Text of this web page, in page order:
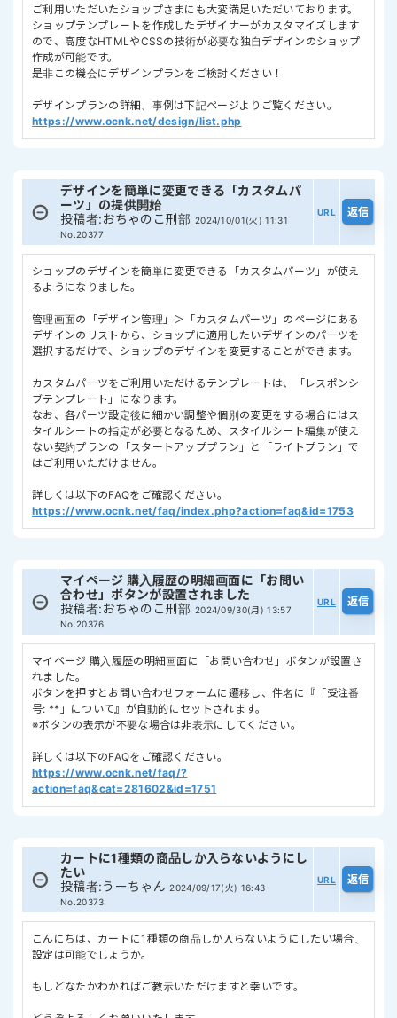
ご利用いただいたショップさまにも大変満足いただいております。
ショップテンプレートを作成したデザイナーがカスタマイズします
ので、高度なHTMLやCSSの技術が必要な独自デザインのショップ
作成が可能です。
是非この機会にデザインプランをご検討ください！
デザインプランの詳細、事例は下記ページよりご覧ください。
https://www.ocnk.net/design/list.php
デザインを簡単に変更できる「カスタムパ
ーツ」の提供開始
投稿者:おちゃのこ刑部 2024/10/01(火) 11:31
No.20377
URL
ショップのデザインを簡単に変更できる「カスタムパーツ」が使え
るようになりました。
管理画面の「デザイン管理」＞「カスタムパーツ」のページにある
デザインのリストから、ショップに適用したいデザインのパーツを
選択するだけで、ショップのデザインを変更することができます。
カスタムパーツをご利用いただけるテンプレートは、「レスポンシ
ブテンプレート」になります。
なお、各パーツ設定後に細かい調整や個別の変更をする場合にはス
タイルシートの指定が必要となるため、スタイルシート編集が使え
ない契約プランの「スタートアッププラン」と「ライトプラン」で
はご利用いただけません。
詳しくは以下のFAQをご確認ください。
https://www.ocnk.net/faq/index.php?action=faq&id=1753
マイページ 購入履歴の明細画面に「お問い
合わせ」ボタンが設置されました
投稿者:おちゃのこ刑部 2024/09/30(月) 13:57
No.20376
URL
マイページ 購入履歴の明細画面に「お問い合わせ」ボタンが設置さ
れました。
ボタンを押すとお問い合わせフォームに遷移し、件名に『「受注番
号: **」について』が自動的にセットされます。
※ボタンの表示が不要な場合は非表示にしてください。
詳しくは以下のFAQをご確認ください。
https://www.ocnk.net/faq/?
action=faq&cat=281602&id=1751
カートに1種類の商品しか入らないようにし
たい
投稿者:うーちゃん 2024/09/17(火) 16:43
No.20373
URL
こんにちは、カートに1種類の商品しか入らないようにしたい場合、
設定は可能でしょうか。
もしどなたかわかればご教示いただけますと幸いです。